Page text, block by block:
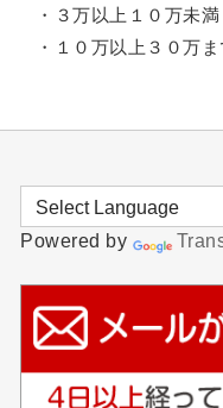
・３万以上１０万未
・１０万以上３０万
Powered by